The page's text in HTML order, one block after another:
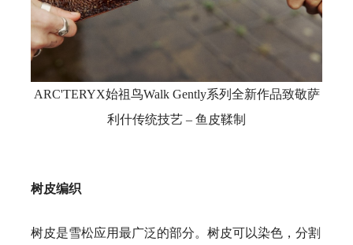
ARC'TERYX始祖鸟Walk Gently系列全新作品致敬萨
利什传统技艺 – 鱼皮鞣制
树皮编织
树皮是雪松应用最广泛的部分。树皮可以染色，分割